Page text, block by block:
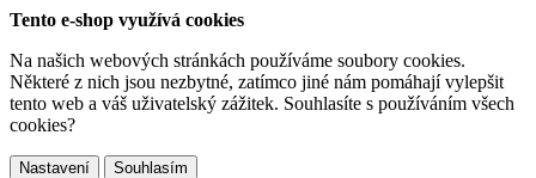
Tento e-shop využívá cookies
Na našich webových stránkách používáme soubory cookies.
Některé z nich jsou nezbytné, zatímco jiné nám pomáhají vylepšit
tento web a váš uživatelský zážitek. Souhlasíte s používáním všech
cookies?
Nastavení
Souhlasím